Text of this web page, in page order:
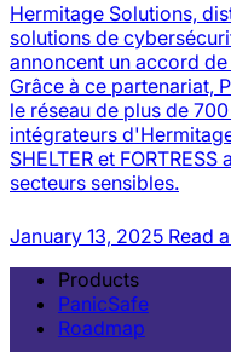
Hermitage Solutions,
solutions de
annoncent un accord
Grâce à ce partenariat,
le réseau de plus de
intégrateurs
SHELTER et
secteurs sensibles.
January 13, 2025 Read
Products
PanicSafe
Roadmap